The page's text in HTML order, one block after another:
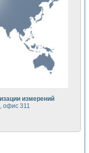
управления источником
амперных характеристик
нано-, фемто-,
по измерению временных
комплекс на базе
и оптимизации тепловой
функциональных
экономичного
макрочастиц в
дисперсных продуктов
сверхпроводящим
экспериментальной
осадка в
измерений
офис 311